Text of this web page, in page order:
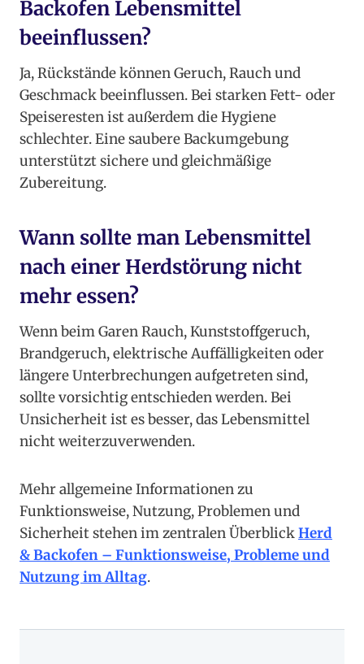
Backofen Lebensmittel
beeinflussen?
Ja, Rückstände können Geruch, Rauch und
Geschmack beeinflussen. Bei starken Fett- oder
Speiseresten ist außerdem die Hygiene
schlechter. Eine saubere Backumgebung
unterstützt sichere und gleichmäßige
Zubereitung.
Wann sollte man Lebensmittel
nach einer Herdstörung nicht
mehr essen?
Wenn beim Garen Rauch, Kunststoffgeruch,
Brandgeruch, elektrische Auffälligkeiten oder
längere Unterbrechungen aufgetreten sind,
sollte vorsichtig entschieden werden. Bei
Unsicherheit ist es besser, das Lebensmittel
nicht weiterzuverwenden.
Mehr allgemeine Informationen zu
Funktionsweise, Nutzung, Problemen und
Sicherheit stehen im zentralen ÜberblickHerd
& Backofen – Funktionsweise, Probleme und
Nutzung im Alltag.